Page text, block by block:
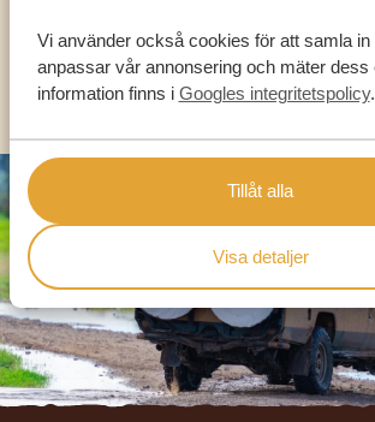
Vi använder också cookies för att samla in
anpassar vår annonsering och mäter dess
information finns i Googles integritetspolicy.
Tillåt alla
Visa detaljer
OLIKA LÄNDER
Footer